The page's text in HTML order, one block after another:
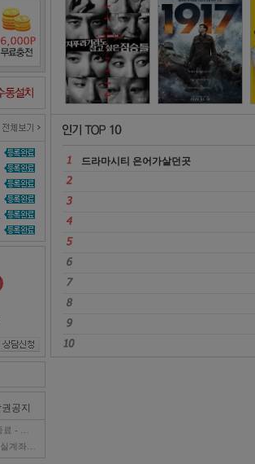
액제서비스포인트무료충전
다운로드컨트롤러수동설치
신청 1대1 상담신청
공지
드라마시티 은어가살던곳